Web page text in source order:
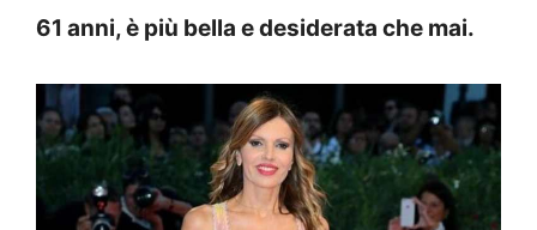
61 anni, è più bella e desiderata che mai.